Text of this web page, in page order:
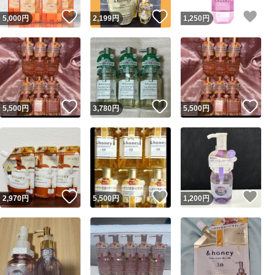
ユーザーの実績に
Yahoo!フリマが定めた一定の基準を満たしたユーザ
安心取引出品者
安心取引出品者 Yahoo!フリマの基準をクリ
取引実績
取引実績◯+ このユーザーはYahoo!フリ
他フリマ実績◯+ このユーザーは他フリマサー
スピード&安心発送
※このバッジは実績に基づく表示であり、発送を保証してい
スピード＆安心発送
このユーザーは高頻度で24
この商品の情報をコピ
商品画像の無断転載は禁止 されています
コピーは1商品につき1回です
出品ページへ
キャンセル
ね！
5,000円 いいね！
2,199円 いいね！
1,250 円
ね！
5,500円 いいね！
3,780円 いいね！
5,500円 いい
ね！
2,970円 いいね！
5,500円 いいね！
1,200円